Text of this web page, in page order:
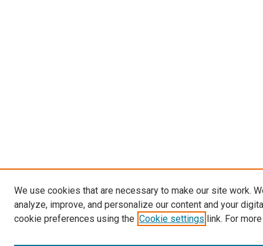
We use cookies that are necessary to make our site work.
analyze, improve, and personalize our content and your
cookie preferences using the Cookie settings link. For